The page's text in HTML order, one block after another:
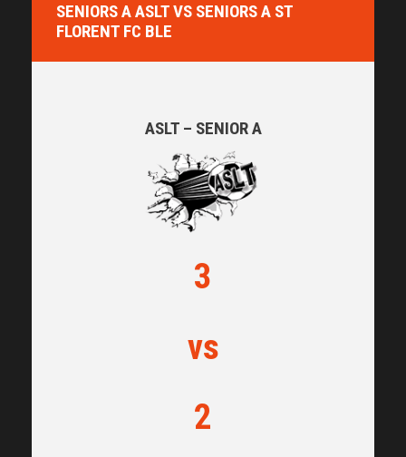
SENIORS A ASLT VS SENIORS A ST
FLORENT FC BLE
ASLT – SENIOR A
3
vs
2